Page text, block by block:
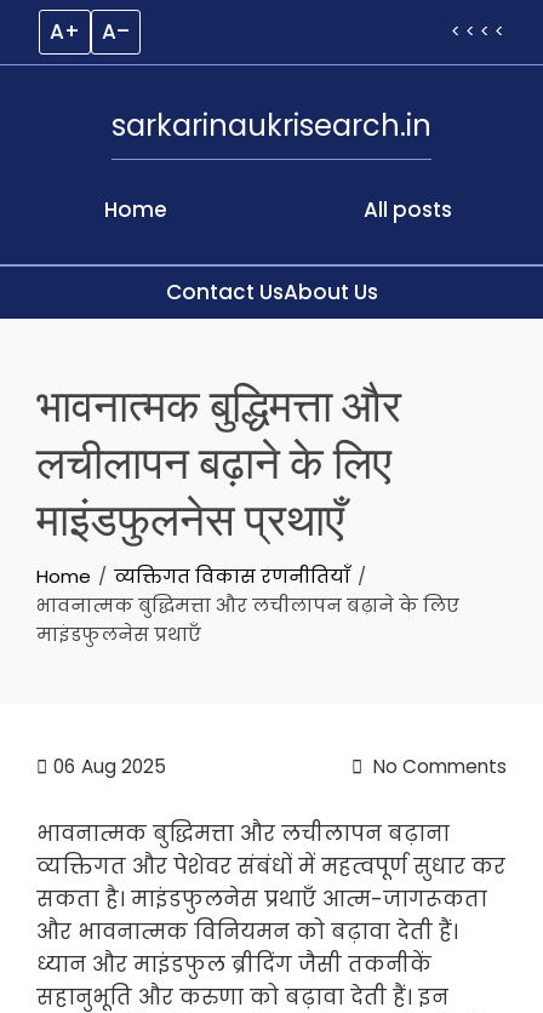
A+ A– < < < <
Home
sarkarinaukrisearch.in
All posts
Contact UsAbout Us
content
भावनात्मक बुद्धिमत्ता और
लचीलापन बढ़ाने के लिए
माइंडफुलनेस प्रथाएँ
Home
व्यक्तिगत विकास रणनीतियाँ
भावनात्मक बुद्धिमत्ता और लचीलापन बढ़ाने के लिए
माइंडफुलनेस प्रथाएँ
06 Aug 2025 No Comments
भावनात्मक बुद्धिमत्ता और लचीलापन बढ़ाना
व्यक्तिगत और पेशेवर संबंधों में महत्वपूर्ण सुधार कर
सकता है। माइंडफुलनेस प्रथाएँ आत्म-जागरूकता
और भावनात्मक विनियमन को बढ़ावा देती हैं।
ध्यान और माइंडफुल ब्रीदिंग जैसी तकनीकें
सहानुभूति और करुणा को बढ़ावा देती हैं। इन